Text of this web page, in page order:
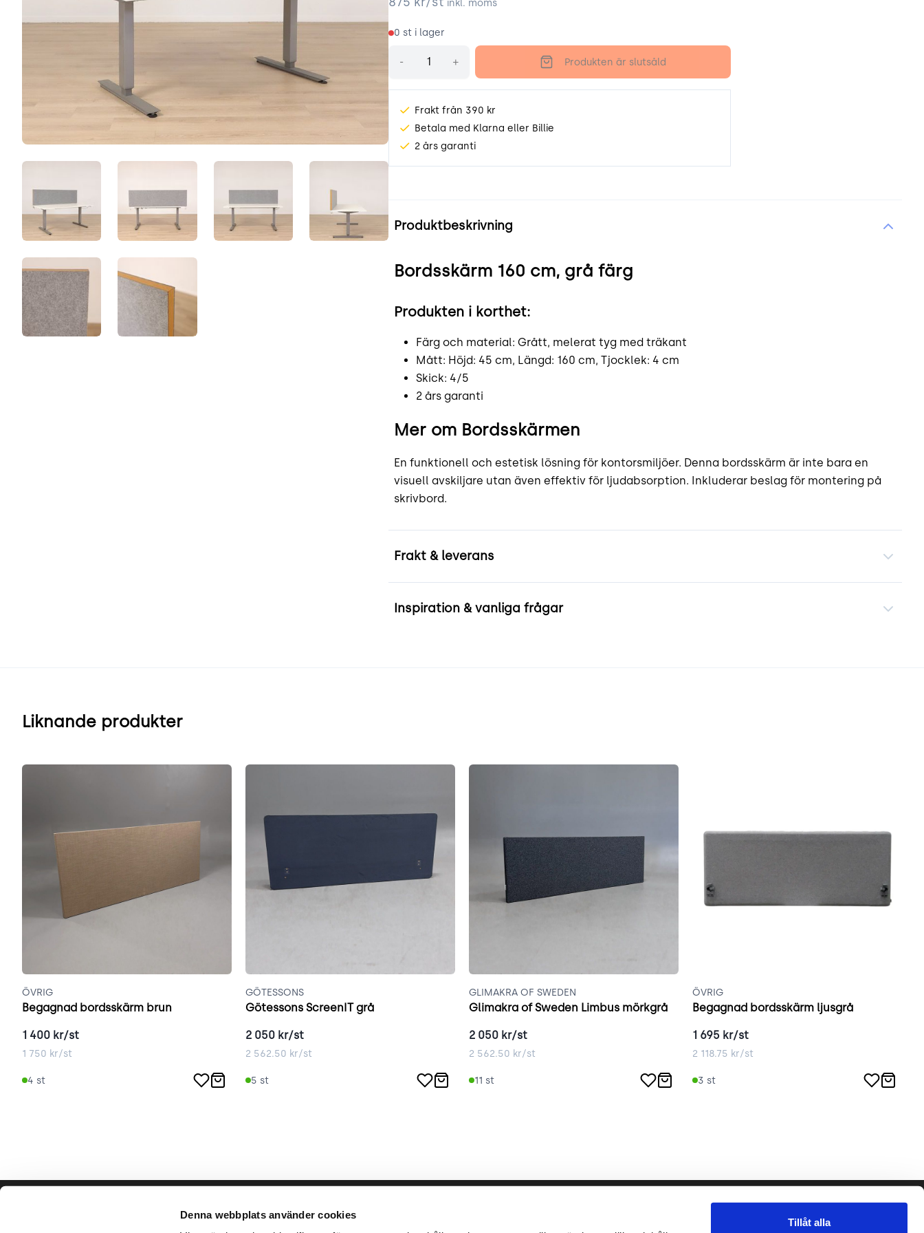
Denna webbplats använder cookies
Tillåt alla
lbNAi6gOXC6n.jpeg
xIHnJv2ERmI9.jpeg FHZ8eUDSLpWV.jpeg
inkl. moms
0 st i lager
- + Produkten är slutsåld
Frakt från 390 kr
Betala med Klarna eller Billie
2 års garanti
Produktbeskrivning
Bordsskärm 160 cm, grå färg
Produkten i korthet:
Färg och material: Grått, melerat tyg med träkant
Mått: Höjd: 45 cm, Längd: 160 cm, Tjocklek: 4 cm
Skick: 4/5
2 års garanti
Mer om Bordsskärmen
En funktionell och estetisk lösning för kontorsmiljöer. Denna bordsskärm är inte bara en
visuell avskiljare utan även effektiv för ljudabsorption. Inkluderar beslag för montering på
skrivbord.
Frakt & leverans
Inspiration & vanliga frågar
Liknande produkter
ÖVRIG
Begagnad bordsskärm brun
1 400 kr/st
1 750 kr/st
4 st
GÖTESSONS
Götessons ScreenIT grå
2 050 kr/st
2 562.50 kr/st
5 st
GLIMAKRA OF SWEDEN
Glimakra of Sweden Limbus mörkgrå
2 050 kr/st
2 562.50 kr/st
11 st
ÖVRIG
Begagnad bordsskärm ljusgrå
1 695 kr/st
2 118.75 kr/st
3 st
Hjälp & support Vårt hållbara arbete